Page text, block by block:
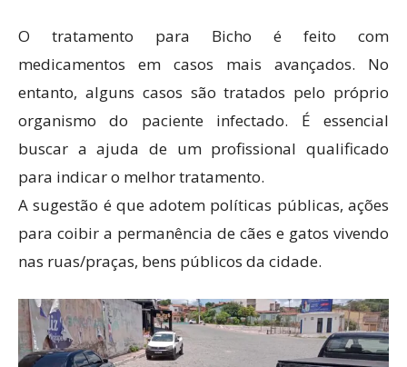
O tratamento para Bicho é feito com
medicamentos em casos mais avançados. No
entanto, alguns casos são tratados pelo próprio
organismo do paciente infectado. É essencial
buscar a ajuda de um profissional qualificado
para indicar o melhor tratamento.
A sugestão é que adotem políticas públicas, ações
para coibir a permanência de cães e gatos vivendo
nas ruas/praças, bens públicos da cidade.